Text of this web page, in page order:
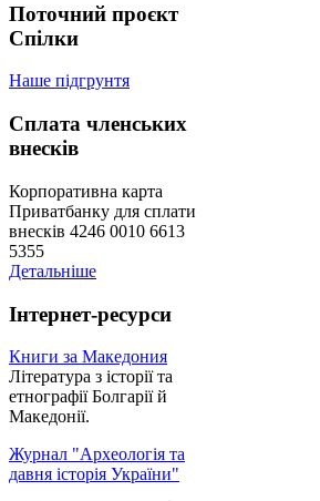
Поточний проєкт
Спілки
Наше підгрунтя
Сплата членських
внесків
Корпоративна карта
Приватбанку для сплати
внесків 4246 0010 6613
5355
Детальніше
Інтернет-ресурси
Книги за Македония
Література з історії та
етнографії Болгарії й
Македонії.
Журнал "Археологія та
давня історія України"